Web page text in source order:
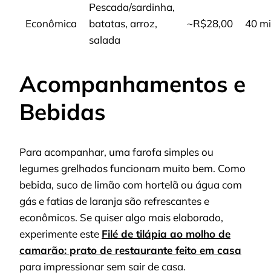
Econômica
Pescada/sardinha,
batatas, arroz,
salada
~R$28,00 40
Acompanhamentos e
Bebidas
Para acompanhar, uma farofa simples ou
legumes grelhados funcionam muito bem. Como
bebida, suco de limão com hortelã ou água com
gás e fatias de laranja são refrescantes e
econômicos. Se quiser algo mais elaborado,
experimente este Filé de tilápia ao molho de
camarão: prato de restaurante feito em casa
para impressionar sem sair de casa.